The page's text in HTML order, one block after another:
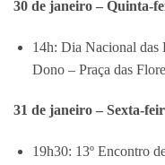
30 de janeiro – Quinta-
14h: Dia Nacional das
Dono – Praça das
31 de janeiro – Sexta-
19h30: 13º Encontro